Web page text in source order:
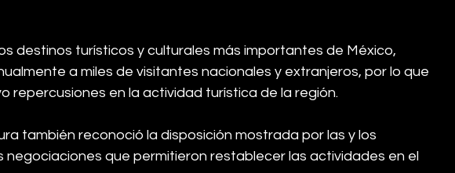
destinos turísticos y culturales más importantes de México,
a miles de visitantes nacionales y extranjeros, por lo que
repercusiones en la actividad turística de la región.
también reconoció la disposición mostrada por las y los
que permitieron restablecer las actividades en el